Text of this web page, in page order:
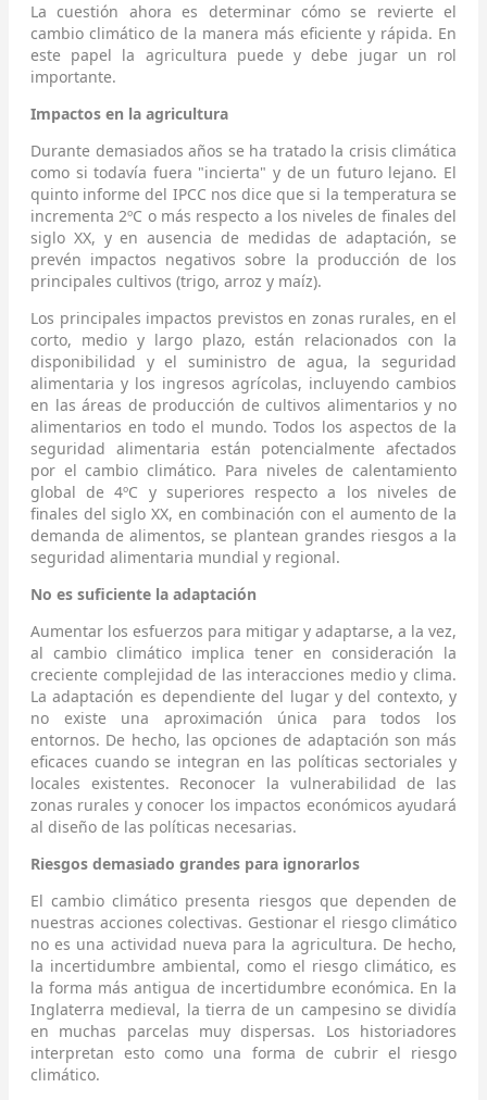
La cuestión ahora es determinar cómo se revierte el
cambio climático de la manera más eficiente y rápida. En
este papel la agricultura puede y debe jugar un rol
importante.
Impactos en la agricultura
Durante demasiados años se ha tratado la crisis climática
como si todavía fuera "incierta" y de un futuro lejano. El
quinto informe del IPCC nos dice que si la temperatura se
incrementa 2ºC o más respecto a los niveles de finales del
siglo XX, y en ausencia de medidas de adaptación, se
prevén impactos negativos sobre la producción de los
principales cultivos (trigo, arroz y maíz).
Los principales impactos previstos en zonas rurales, en el
corto, medio y largo plazo, están relacionados con la
disponibilidad y el suministro de agua, la seguridad
alimentaria y los ingresos agrícolas, incluyendo cambios
en las áreas de producción de cultivos alimentarios y no
alimentarios en todo el mundo. Todos los aspectos de la
seguridad alimentaria están potencialmente afectados
por el cambio climático. Para niveles de calentamiento
global de 4ºC y superiores respecto a los niveles de
finales del siglo XX, en combinación con el aumento de la
demanda de alimentos, se plantean grandes riesgos a la
seguridad alimentaria mundial y regional.
No es suficiente la adaptación
Aumentar los esfuerzos para mitigar y adaptarse, a la vez,
al cambio climático implica tener en consideración la
creciente complejidad de las interacciones medio y clima.
La adaptación es dependiente del lugar y del contexto, y
no existe una aproximación única para todos los
entornos. De hecho, las opciones de adaptación son más
eficaces cuando se integran en las políticas sectoriales y
locales existentes. Reconocer la vulnerabilidad de las
zonas rurales y conocer los impactos económicos ayudará
al diseño de las políticas necesarias.
Riesgos demasiado grandes para ignorarlos
El cambio climático presenta riesgos que dependen de
nuestras acciones colectivas. Gestionar el riesgo climático
no es una actividad nueva para la agricultura. De hecho,
la incertidumbre ambiental, como el riesgo climático, es
la forma más antigua de incertidumbre económica. En la
Inglaterra medieval, la tierra de un campesino se dividía
en muchas parcelas muy dispersas. Los historiadores
interpretan esto como una forma de cubrir el riesgo
climático.